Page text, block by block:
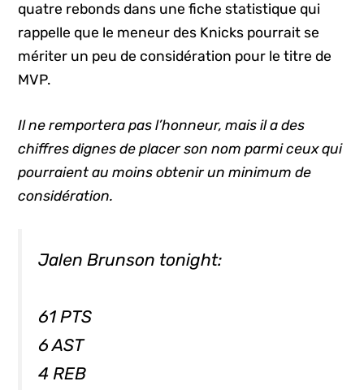
quatre rebonds dans une fiche statistique qui
rappelle que le meneur des Knicks pourrait se
mériter un peu de considération pour le titre de
MVP.
Il ne remportera pas l’honneur, mais il a des
chiffres dignes de placer son nom parmi ceux qui
pourraient au moins obtenir un minimum de
considération.
Jalen Brunson tonight:
61 PTS
6 AST
4 REB